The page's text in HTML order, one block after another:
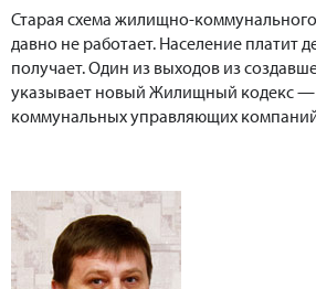
Старая схема жилищно-
давно не работает. Население платит
получает. Один из выходов из
указывает новый Жилищный кодекс —
коммунальных управляющих